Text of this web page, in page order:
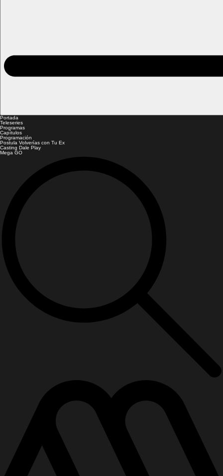
Portada
Teleseries
Programas
Capítulos
Programación
Postula Volverías con Tu Ex
Casting Dale Play
Mega GO